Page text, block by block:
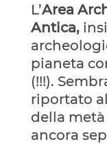
L’Area
Antica,
pianeta
(!!!).
riportato
della
ancora